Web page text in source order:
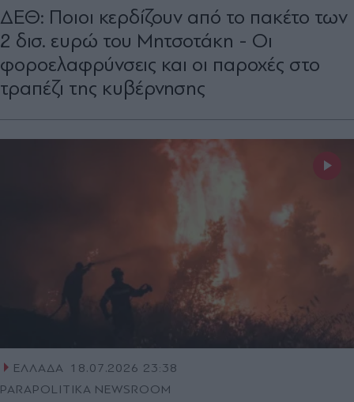
ΔΕΘ: Ποιοι κερδίζουν από το πακέτο των
2 δισ. ευρώ του Μητσοτάκη - Οι
φοροελαφρύνσεις και οι παροχές στο
τραπέζι της κυβέρνησης
ΕΛΛΑΔΑ
18.07.2026 23:38
PARAPOLITIKA NEWSROOM